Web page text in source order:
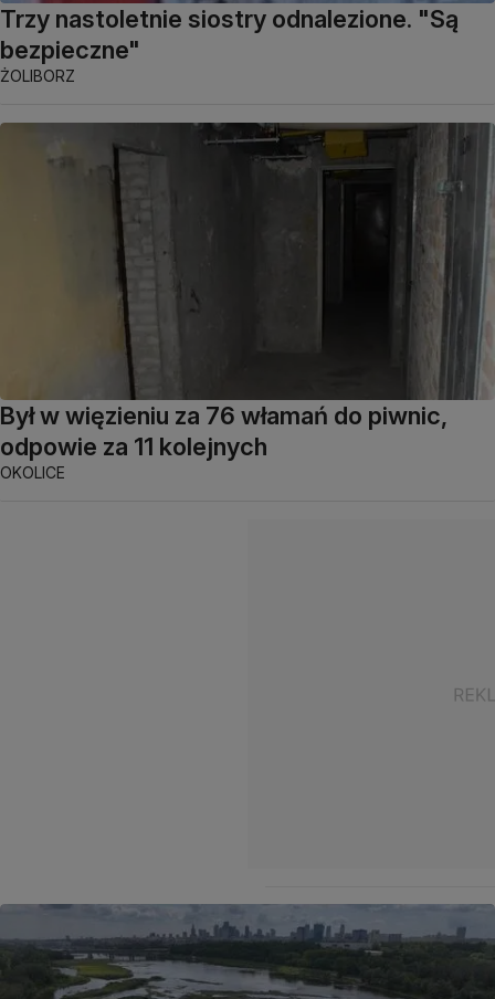
Trzy nastoletnie siostry odnalezione. "Są
bezpieczne"
ŻOLIBORZ
Był w więzieniu za 76 włamań do piwnic,
odpowie za 11 kolejnych
OKOLICE